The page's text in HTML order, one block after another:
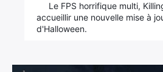
Le FPS horrifique multi,
accueillir une nouvelle mise à
d'Halloween.